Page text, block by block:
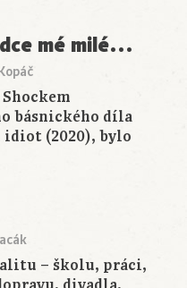
mé milé…
básnického díla
idiot (2020), bylo
– školu, práci,